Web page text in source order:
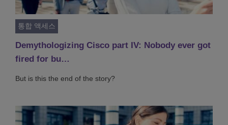
통합 액세스
Demythologizing Cisco part IV: Nobody ever got
fired for bu…
But is this the end of the story?